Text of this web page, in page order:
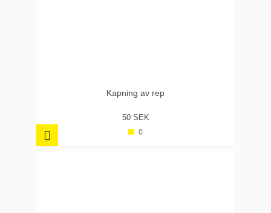
Kapning av rep
50 SEK
0